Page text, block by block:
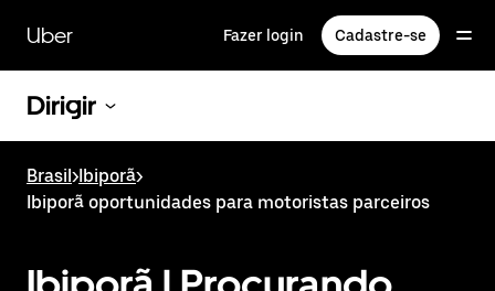
para
conteúdo
Uber Fazer login Cadastre-se
Dirigir
Brasil>Ibiporã>
Ibiporã oportunidades para motoristas parceiros